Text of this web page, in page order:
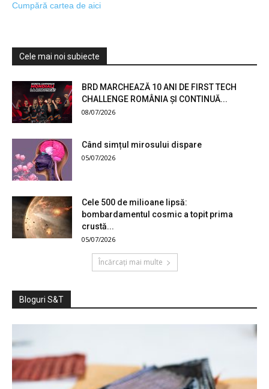
Cumpără cartea de aici
Cele mai noi subiecte
BRD MARCHEAZĂ 10 ANI DE FIRST TECH
CHALLENGE ROMÂNIA ȘI CONTINUĂ...
08/07/2026
Când simțul mirosului dispare
05/07/2026
Cele 500 de milioane lipsă:
bombardamentul cosmic a topit prima
crustă...
05/07/2026
Încărcați mai multe
Bloguri S&T